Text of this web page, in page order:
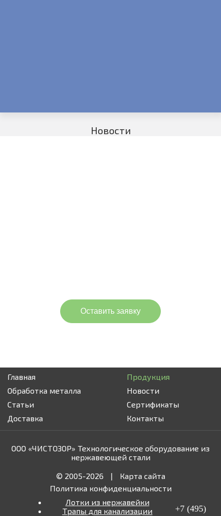
Новости
Оставить заявку
Главная
Продукция
Обработка металла
Новости
Статьи
Сертификаты
Доставка
Контакты
ООО «ЧИСТОЗОР» Технологическое оборудование из
нержавеющей стали
© 2005-2026
|
Карта сайта
Политика конфиденциальности
Лотки из нержавейки
Трапы для канализации
+7 (495)